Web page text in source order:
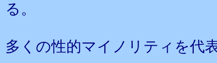
る。
多くの性的マイノリティを代